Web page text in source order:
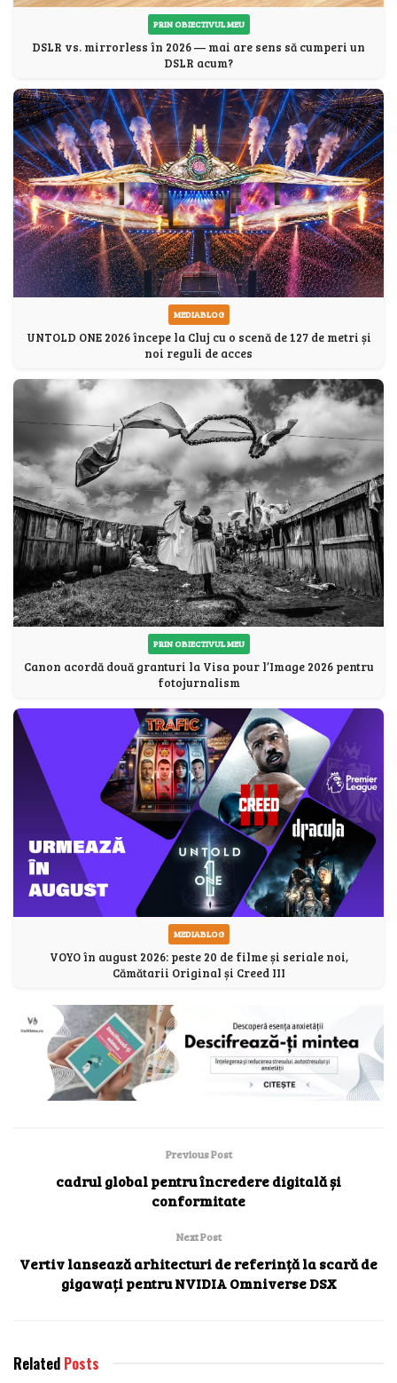
PRIN OBIECTIVUL MEU
DSLR vs. mirrorless în 2026 — mai are sens să cumperi un
DSLR acum?
MEDIABLOG
UNTOLD ONE 2026 începe la Cluj cu o scenă de 127 de metri și
noi reguli de acces
PRIN OBIECTIVUL MEU
Canon acordă două granturi la Visa pour l’Image 2026 pentru
fotojurnalism
MEDIABLOG
VOYO în august 2026: peste 20 de filme și seriale noi,
Cămătarii Original și Creed III
Previous Post
cadrul global pentru încredere digitală și
conformitate
Next Post
Vertiv lansează arhitecturi de referință la scară de
gigawați pentru NVIDIA Omniverse DSX
Related Posts